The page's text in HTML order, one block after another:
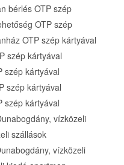
bérlés OTP szép
OTP szép
OTP szép kártyával
szép kártyával
szép kártyával
szép kártyával
szép kártyával
vízközeli
szállások
vízközeli